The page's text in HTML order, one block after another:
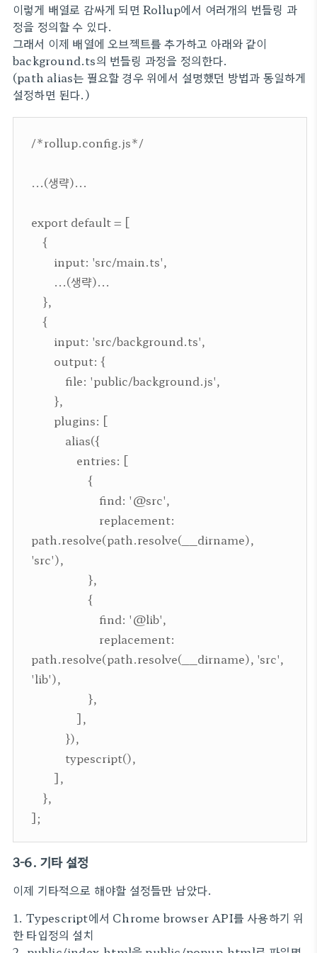
이렇게 배열로 감싸게 되면 Rollup에서 여러개의 번들링 과
정을 정의할 수 있다.
그래서 이제 배열에 오브젝트를 추가하고 아래와 같이
background.ts의 번들링 과정을 정의한다.
(path alias는 필요할 경우 위에서 설명했던 방법과 동일하게
설정하면 된다.)
/*rollup.config.js*/
...(생략)...
export default = [
{
input: 'src/main.ts',
...(생략)...
},
{
input: 'src/background.ts',
output: {
file: 'public/background.js',
},
plugins: [
alias({
entries: [
{
find: '@src',
replacement:
path.resolve(path.resolve(__dirname),
'src'),
},
{
find: '@lib',
replacement:
path.resolve(path.resolve(__dirname), 'src',
'lib'),
},
],
}),
typescript(),
],
},
];
3-6. 기타 설정
이제 기타적으로 해야할 설정들만 남았다.
1. Typescript에서 Chrome browser API를 사용하기 위
한 타입정의 설치